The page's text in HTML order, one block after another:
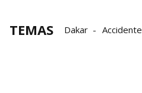
TEMAS Dakar Accidente